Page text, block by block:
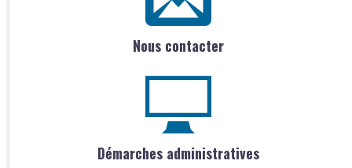
Nous contacter
Démarches administratives